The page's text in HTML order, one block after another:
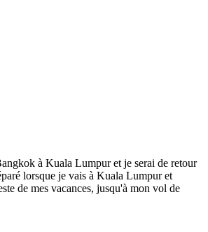
à Kuala Lumpur et je serai de retour
lorsque je vais à Kuala Lumpur et
de mes vacances, jusqu'à mon vol de